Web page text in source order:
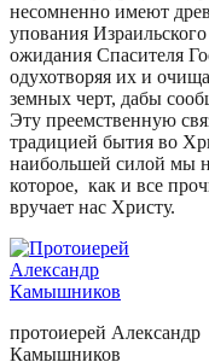
несомненно имеют
упования
ожидания Спасителя
одухотворяя их и
земных черт, дабы
Эту преемственную
традицией бытия во
наибольшей силой мы
которое, как и все
вручает нас Христу.
протоиерей Александр
Камышников